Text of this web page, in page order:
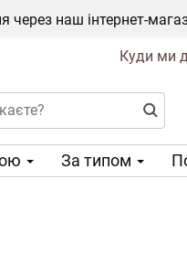
наш інтернет-
Куди ми
За типом